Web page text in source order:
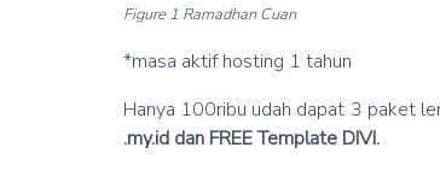
Figure 1 Ramadhan Cuan
*masa aktif hosting 1 tahun
Hanya 100ribu udah dapat 3 paket
.my.id dan FREE Template DIVI.